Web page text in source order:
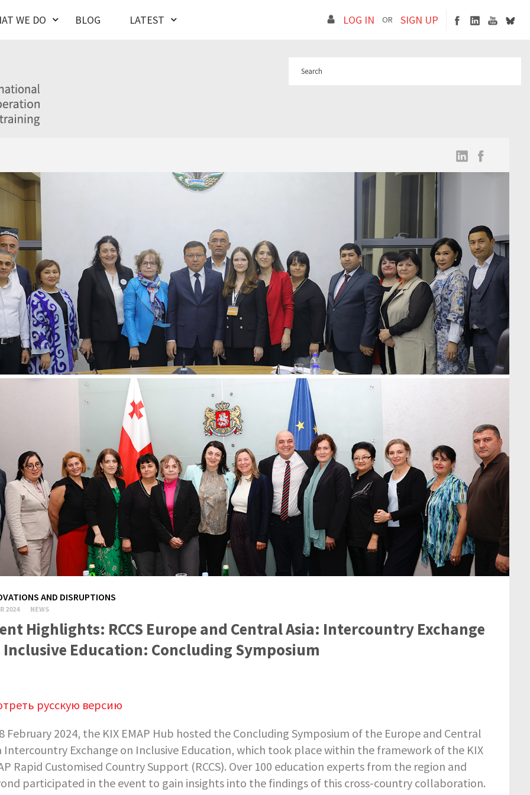
WE DO BLOG LATEST LOG IN OR SIGN UP
AND DISRUPTIONS
2024 NEWS
Highlights: RCCS Europe and Central Asia: Intercountry Exchange
Inclusive Education: Concluding Symposium
русскую версию
February 2024, the KIX EMAP Hub hosted the Concluding Symposium of the Europe and Central
Intercountry Exchange on Inclusive Education, which took place within the framework of the KIX
Rapid Customised Country Support (RCCS). Over 100 education experts from the region and
participated in the event to gain insights into the findings of this cross-country collaboration.